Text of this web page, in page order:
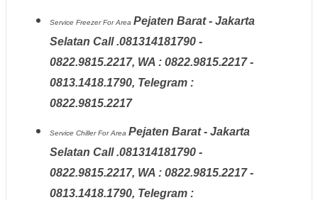
Service FreezerFor Area Pejaten Barat - Jakarta
Selatan Call .081314181790 -
0822.9815.2217, WA : 0822.9815.2217 -
0813.1418.1790, Telegram :
0822.9815.2217
Service ChillerFor Area Pejaten Barat - Jakarta
Selatan Call .081314181790 -
0822.9815.2217, WA : 0822.9815.2217 -
0813.1418.1790, Telegram :